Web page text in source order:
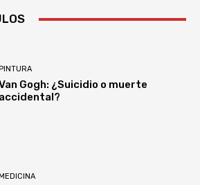
Gogh: ¿Suicidio o muerte
accidental?
MEDICINA